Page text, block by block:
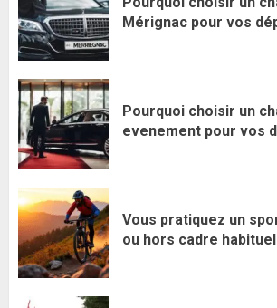
Mérignac pour vos
Pourquoi choisir un
evenement pour vos
Vous pratiquez un
ou hors cadre